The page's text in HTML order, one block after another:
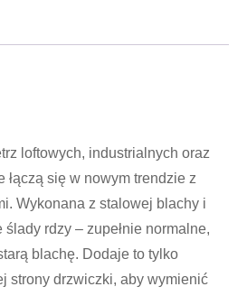
loftowych, industrialnych oraz
łączą się w nowym trendzie z
Wykonana z stalowej blachy i
ślady rdzy – zupełnie normalne,
blachę. Dodaje to tylko
strony drzwiczki, aby wymienić